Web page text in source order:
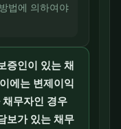
법에 의하여야
증인이 있는 채
에는 변제이익
무자인 경우
보가 있는 채무